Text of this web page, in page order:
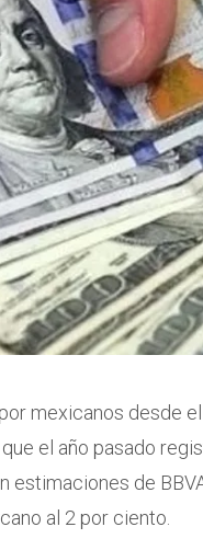
mexicanos desde
el año pasado
estimaciones de
al 2 por ciento.